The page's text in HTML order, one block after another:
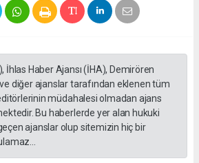
İhlas Haber Ajansı (İHA), Demirören
ve diğer ajanslar tarafından eklenen tüm
müdahalesi olmadan ajans
Bu haberlerde yer alan hukuki
ajanslar olup sitemizin hiç bir